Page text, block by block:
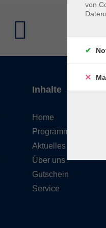
Inhalte
Home
Programmheft
Aktuelles
Über uns
Gutschein
Service
von